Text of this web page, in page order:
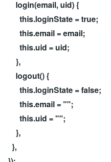
login(email, uid) {
this.loginState = true;
this.email = email;
this.uid = uid;
},
logout() {
this.loginState = false;
this.email = "";
this.uid = "";
},
},